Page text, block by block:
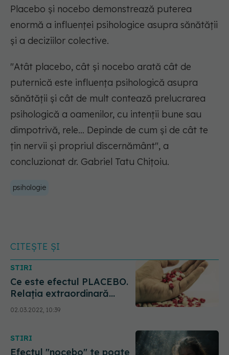
Placebo și nocebo demonstrează puterea
enormă a influenței psihologice asupra sănătății
și a deciziilor colective.
"Atât placebo, cât și nocebo arată cât de
puternică este influența psihologică asupra
sănătății și cât de mult contează prelucrarea
psihologică a oamenilor, cu intenții bune sau
dimpotrivă, rele... Depinde de cum și de cât te
țin nervii și propriul discernământ", a
concluzionat dr. Gabriel Tatu Chițoiu.
psihologie
CITEȘTE ȘI
STIRI
Ce este efectul PLACEBO.
Relaţia extraordinară
dintre MINTE şi CORP
02.03.2022, 10:39
STIRI
Efectul "nocebo" te poate